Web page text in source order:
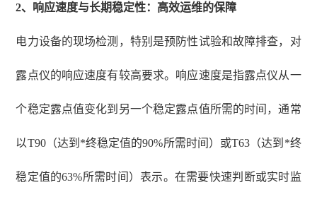
2、 响应速度与长期稳定性：高效运维的保障
电力设备的现场检测，特别是预防性试验和故障排查，对
露点仪的响应速度有较高要求。响应速度是指露点仪从一
个稳定露点值变化到另一个稳定露点值所需的时间，通常
以T90（达到*终稳定值的90%所需时间）或T63（达到*终
稳定值的63%所需时间）表示。在需要快速判断或实时监